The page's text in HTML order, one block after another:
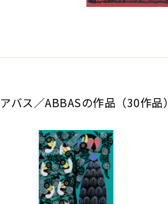
アバス／ABBASの作品（30作品）